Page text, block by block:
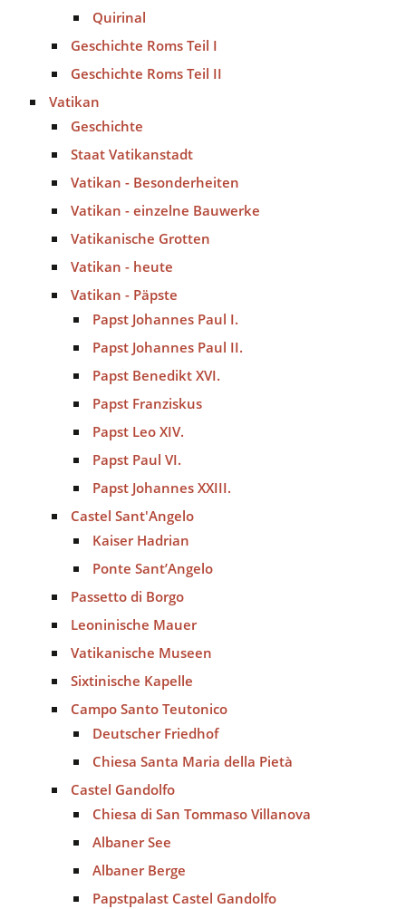
Quirinal
Geschichte Roms Teil I
Geschichte Roms Teil II
Vatikan
Geschichte
Staat Vatikanstadt
Vatikan - Besonderheiten
Vatikan - einzelne Bauwerke
Vatikanische Grotten
Vatikan - heute
Vatikan - Päpste
Papst Johannes Paul I.
Papst Johannes Paul II.
Papst Benedikt XVI.
Papst Franziskus
Papst Leo XIV.
Papst Paul VI.
Papst Johannes XXIII.
Castel Sant'Angelo
Kaiser Hadrian
Ponte Sant’Angelo
Passetto di Borgo
Leoninische Mauer
Vatikanische Museen
Sixtinische Kapelle
Campo Santo Teutonico
Deutscher Friedhof
Chiesa Santa Maria della Pietà
Castel Gandolfo
Chiesa di San Tommaso Villanova
Albaner See
Albaner Berge
Papstpalast Castel Gandolfo